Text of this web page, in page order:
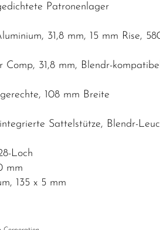
Patronenlager
31,8 mm, 15 mm Rise,
Comp, 31,8 mm, Blendr-
108 mm Breite
Sattelstütze, Blendr-
Loch
mm
135 x 5 mm